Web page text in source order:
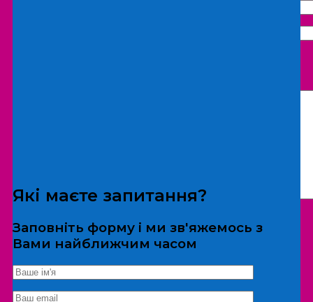
*Дані не передаються третім особам
Екскурсія/локація
Які маєте запитання?
Заповніть форму і ми зв'яжемось з
Вами найближчим часом